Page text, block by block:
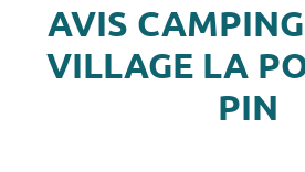
AVIS
VILLAGE LA
PIN